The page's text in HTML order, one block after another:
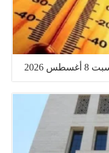
2026